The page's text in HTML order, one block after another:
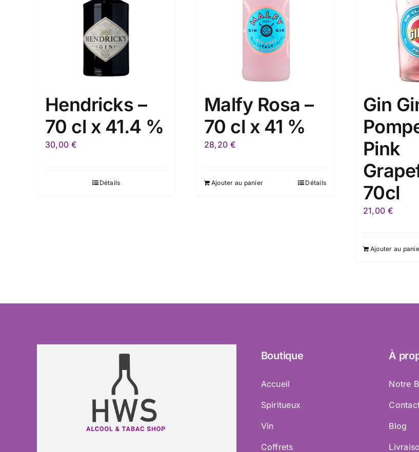
Hendricks –
70 cl x 41.4 %
30,00€
Détails
Malfy Rosa –
70 cl x 41 %
28,20€
Ajouter au panier Détails
Gin
Pink
70cl
21,00€
Ajouter au
Boutique
Accueil
Spiritueux
Vin
Coffrets
À
Notre
Blog